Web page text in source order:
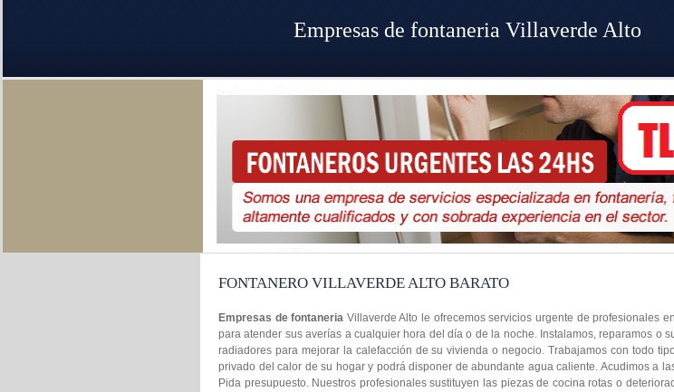
FONTANERO VILLAVERDE ALTO BARATO
Empresas de fontaneria Villaverde Alto le ofrecemos servicios urgente de profesionales
para atender sus averías a cualquier hora del día o de la noche. Instalamos, reparamos o
radiadores para mejorar la calefacción de su vivienda o negocio. Trabajamos con todo
privado del calor de su hogar y podrá disponer de abundante agua caliente. Acudimos a
Pida presupuesto. Nuestros profesionales sustituyen las piezas de cocina rotas o
Empresas de fontaneria Villaverde Alto